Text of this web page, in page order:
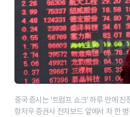
중국 증시는 ‘트럼프 쇼크’ 하루 만에
항저우 증권사 전자보드 앞에서 차 한